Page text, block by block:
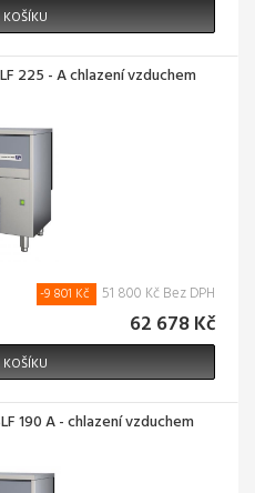
225 - A chlazení vzduchem
-9 801 Kč 51 800 Kč Bez DPH
62 678 Kč
190 A - chlazení vzduchem